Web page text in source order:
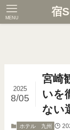
宿
MENU
宮崎
いを
ない
2025
8/05
ホテル 九州